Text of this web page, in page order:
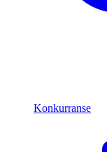
Konkurranse